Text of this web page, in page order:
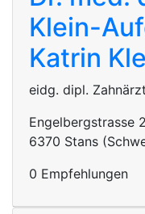
Klein-
Katrin
eidg. dipl.
Engelbergstrasse
6370 Stans
0 Empfehlungen